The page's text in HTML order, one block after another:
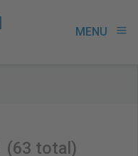
MENU menu
(63 total)